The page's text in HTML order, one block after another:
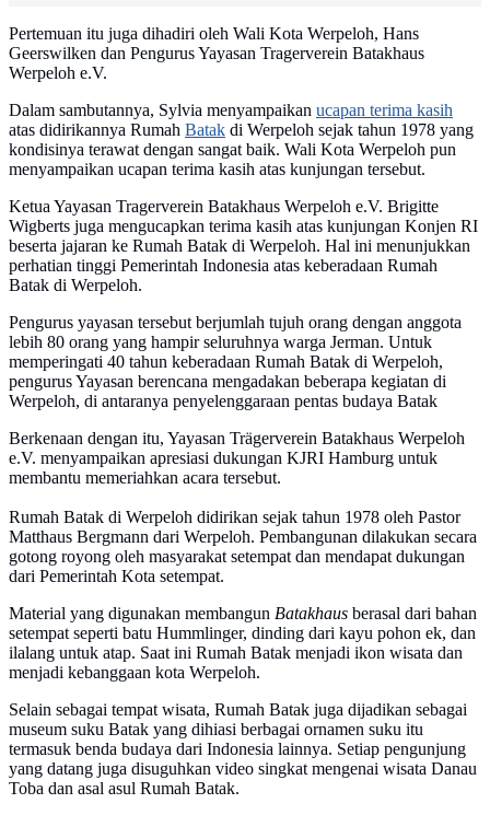
Pertemuan itu juga dihadiri oleh Wali Kota Werpeloh, Hans
Geerswilken dan Pengurus Yayasan Tragerverein Batakhaus
Werpeloh e.V.
Dalam sambutannya, Sylvia menyampaikan ucapan terima kasih
atas didirikannya Rumah Batak di Werpeloh sejak tahun 1978 yang
kondisinya terawat dengan sangat baik. Wali Kota Werpeloh pun
menyampaikan ucapan terima kasih atas kunjungan tersebut.
Ketua Yayasan Tragerverein Batakhaus Werpeloh e.V. Brigitte
Wigberts juga mengucapkan terima kasih atas kunjungan Konjen RI
beserta jajaran ke Rumah Batak di Werpeloh. Hal ini menunjukkan
perhatian tinggi Pemerintah Indonesia atas keberadaan Rumah
Batak di Werpeloh.
Pengurus yayasan tersebut berjumlah tujuh orang dengan anggota
lebih 80 orang yang hampir seluruhnya warga Jerman. Untuk
memperingati 40 tahun keberadaan Rumah Batak di Werpeloh,
pengurus Yayasan berencana mengadakan beberapa kegiatan di
Werpeloh, di antaranya penyelenggaraan pentas budaya Batak
Berkenaan dengan itu, Yayasan Trägerverein Batakhaus Werpeloh
e.V. menyampaikan apresiasi dukungan KJRI Hamburg untuk
membantu memeriahkan acara tersebut.
Rumah Batak di Werpeloh didirikan sejak tahun 1978 oleh Pastor
Matthaus Bergmann dari Werpeloh. Pembangunan dilakukan secara
gotong royong oleh masyarakat setempat dan mendapat dukungan
dari Pemerintah Kota setempat.
Material yang digunakan membangun Batakhaus berasal dari bahan
setempat seperti batu Hummlinger, dinding dari kayu pohon ek, dan
ilalang untuk atap. Saat ini Rumah Batak menjadi ikon wisata dan
menjadi kebanggaan kota Werpeloh.
Selain sebagai tempat wisata, Rumah Batak juga dijadikan sebagai
museum suku Batak yang dihiasi berbagai ornamen suku itu
termasuk benda budaya dari Indonesia lainnya. Setiap pengunjung
yang datang juga disuguhkan video singkat mengenai wisata Danau
Toba dan asal asul Rumah Batak.